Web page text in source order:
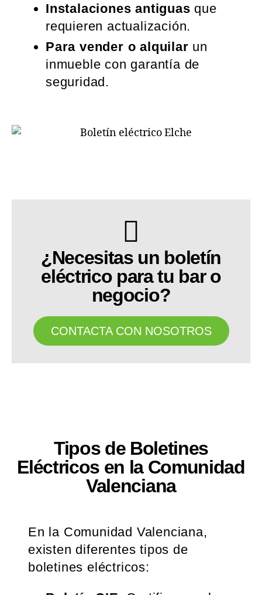
Instalaciones antiguas que
requieren actualización.
Para vender o alquilar un
inmueble con garantía de
seguridad.
¿Necesitas un boletín
eléctrico para tu bar o
negocio?
CONTACTA CON NOSOTROS
Tipos de Boletines
Eléctricos en la Comunidad
Valenciana
En la Comunidad Valenciana,
existen diferentes tipos de
boletines eléctricos: